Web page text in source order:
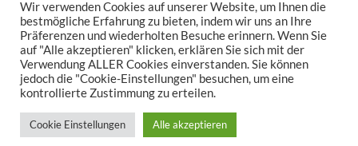
21. Juni 2026
Datenschutzerklärung Mit Stolz präsentiert von WordPress
Wir verwenden Cookies auf unserer Website, um Ihnen die
bestmögliche Erfahrung zu bieten, indem wir uns an Ihre
Präferenzen und wiederholten Besuche erinnern. Wenn Sie
auf "Alle akzeptieren" klicken, erklären Sie sich mit der
Verwendung ALLER Cookies einverstanden. Sie können
jedoch die "Cookie-Einstellungen" besuchen, um eine
kontrollierte Zustimmung zu erteilen.
Cookie Einstellungen Alle akzeptieren